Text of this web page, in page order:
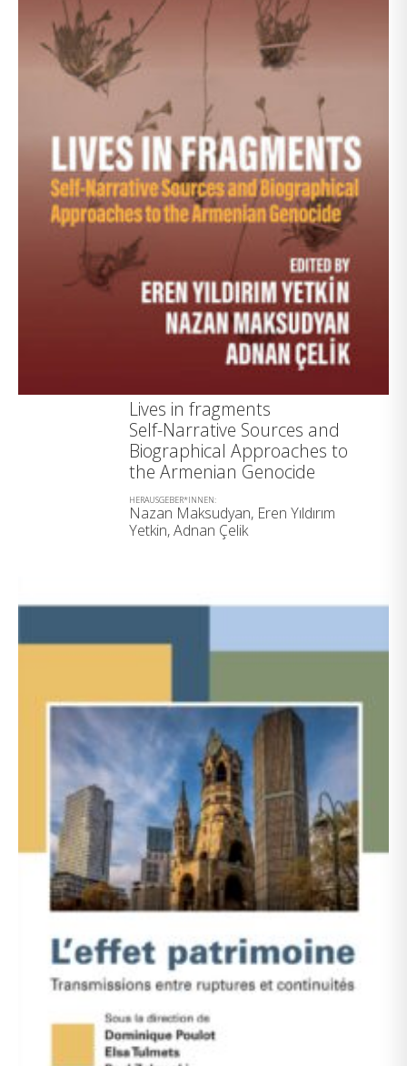
Lives in fragments
Self-Narrative Sources and
Biographical Approaches to
the Armenian Genocide
HERAUSGEBER*INNEN:
Nazan Maksudyan, Eren Yıldırım
Yetkin, Adnan Çelik